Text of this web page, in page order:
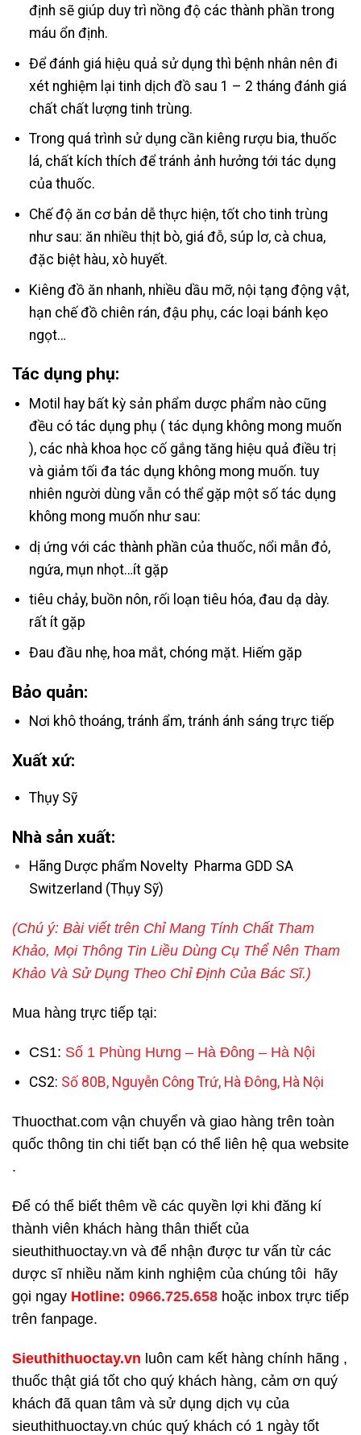
định sẽ giúp duy trì nồng độ các thành phần trong
máu ổn định.
Để đánh giá hiệu quả sử dụng thì bệnh nhân nên đi
xét nghiệm lại tinh dịch đồ sau 1 – 2 tháng đánh giá
chất chất lượng tinh trùng.
Trong quá trình sử dụng cần kiêng rượu bia, thuốc
lá, chất kích thích để tránh ảnh hưởng tới tác dụng
của thuốc.
Chế độ ăn cơ bản dễ thực hiện, tốt cho tinh trùng
như sau: ăn nhiều thịt bò, giá đỗ, súp lơ, cà chua,
đặc biệt hàu, xò huyết.
Kiêng đồ ăn nhanh, nhiều dầu mỡ, nội tạng động vật,
hạn chế đồ chiên rán, đậu phụ, các loại bánh kẹo
ngọt…
Tác dụng phụ:
Motil hay bất kỳ sản phẩm dược phẩm nào cũng
đều có tác dụng phụ ( tác dụng không mong muốn
), các nhà khoa học cố gắng tăng hiệu quả điều trị
và giảm tối đa tác dụng không mong muốn. tuy
nhiên người dùng vẫn có thể gặp một số tác dụng
không mong muốn như sau:
dị ứng với các thành phần của thuốc, nổi mẫn đỏ,
ngứa, mụn nhọt…ít gặp
tiêu chảy, buồn nôn, rối loạn tiêu hóa, đau dạ dày.
rất ít gặp
Đau đầu nhẹ, hoa mắt, chóng mặt. Hiếm gặp
Bảo quản:
Nơi khô thoáng, tránh ẩm, tránh ánh sáng trực tiếp
Xuất xứ:
Thụy Sỹ
Nhà sản xuất:
Hãng Dược phẩm Novelty Pharma GDD SA
Switzerland (Thụy Sỹ)
(Chú ý: Bài viết trên Chỉ Mang Tính Chất Tham
Khảo, Mọi Thông Tin Liều Dùng Cụ Thể Nên Tham
Khảo Và Sử Dụng Theo Chỉ Định Của Bác Sĩ.)
Mua hàng trực tiếp tại:
CS1: Số 1 Phùng Hưng – Hà Đông – Hà Nội
CS2: Số 80B, Nguyễn Công Trứ, Hà Đông, Hà Nội
Thuocthat.com vận chuyển và giao hàng trên toàn
quốc thông tin chi tiết bạn có thể liên hệ qua website
.
Để có thể biết thêm về các quyền lợi khi đăng kí
thành viên khách hàng thân thiết của
sieuthithuoctay.vn và để nhận được tư vấn từ các
dược sĩ nhiều năm kinh nghiệm của chúng tôi hãy
gọi ngay Hotline: 0966.725.658 hoặc inbox trực tiếp
trên fanpage.
Sieuthithuoctay.vn luôn cam kết hàng chính hãng ,
thuốc thật giá tốt cho quý khách hàng, cảm ơn quý
khách đã quan tâm và sử dụng dịch vụ của
sieuthithuoctay.vn chúc quý khách có 1 ngày tốt